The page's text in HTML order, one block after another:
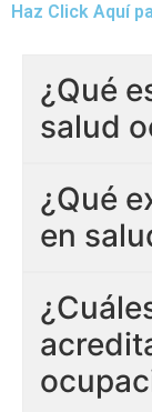
Haz Click Aquí
¿Qué
salud
¿Qué
en